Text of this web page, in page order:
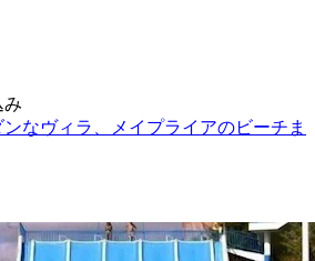
み
なヴィラ、メイプライアのビーチま